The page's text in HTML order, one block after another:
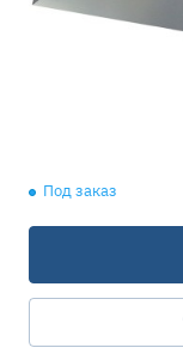
Под заказ